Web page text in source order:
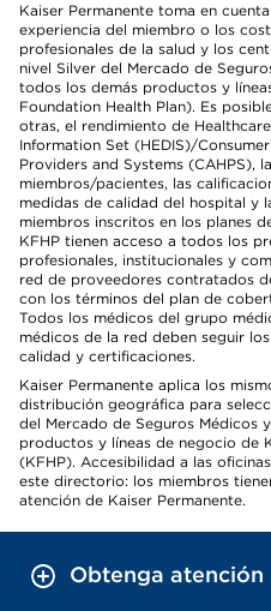
Kaiser Permanente toma en
experiencia del miembro o los
profesionales de la salud y los
nivel Silver del Mercado de
todos los demás productos y
Foundation Health Plan). Es
otras, el rendimiento de
Information Set (HEDIS)/
Providers and Systems (CAHPS),
miembros/pacientes, las
medidas de calidad del hospital y
miembros inscritos en los planes
KFHP tienen acceso a todos los
profesionales, institucionales y
red de proveedores contratados
con los términos del plan de
Todos los médicos del grupo
médicos de la red deben seguir
calidad y certificaciones.
Kaiser Permanente aplica los
distribución geográfica para
del Mercado de Seguros Médicos
productos y líneas de negocio de
(KFHP). Accesibilidad a las
este directorio: los miembros
atención de Kaiser Permanente.
Obtenga atención